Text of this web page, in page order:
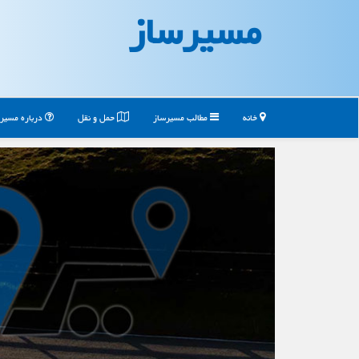
مسیرساز
خانه مطالب مسیرساز حمل و نقل درباره